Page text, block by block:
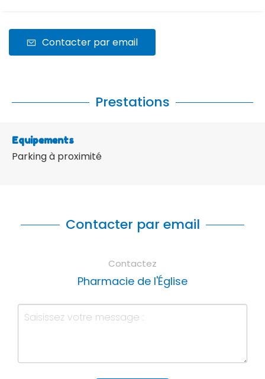
Contacter par email
Prestations
Equipements
Parking à proximité
Contacter par email
Contactez
Pharmacie de l'Église